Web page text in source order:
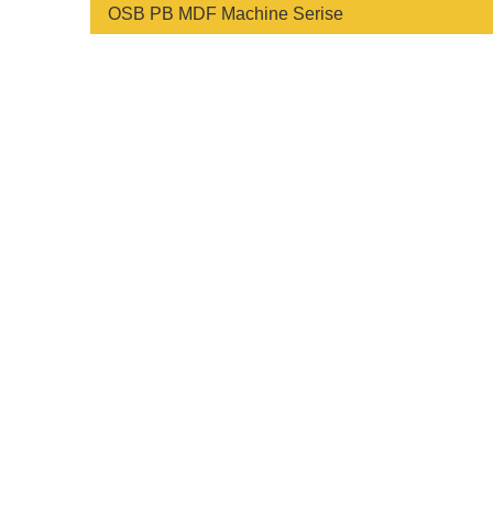
OSB PB MDF Machine Serise